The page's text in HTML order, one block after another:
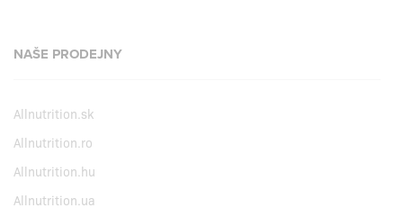
NAŠE PRODEJNY
Allnutrition.sk
Allnutrition.ro
Allnutrition.hu
Allnutrition.ua